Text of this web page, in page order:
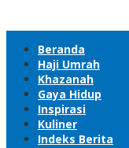
Beranda
Haji Umrah
Khazanah
Gaya Hidup
Inspirasi
Kuliner
Indeks Berita